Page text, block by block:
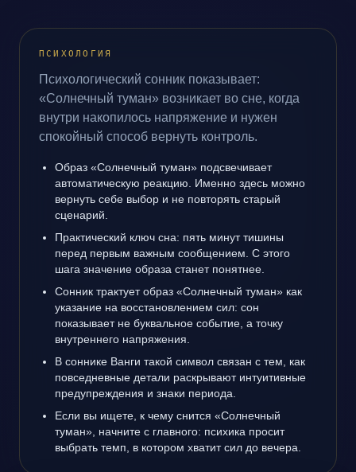
ПСИХОЛОГИЯ
Психологический сонник показывает:
«Солнечный туман» возникает во сне, когда
внутри накопилось напряжение и нужен
спокойный способ вернуть контроль.
Образ «Солнечный туман» подсвечивает
автоматическую реакцию. Именно здесь можно
вернуть себе выбор и не повторять старый
сценарий.
Практический ключ сна: пять минут тишины
перед первым важным сообщением. С этого
шага значение образа станет понятнее.
Сонник трактует образ «Солнечный туман» как
указание на восстановлением сил: сон
показывает не буквальное событие, а точку
внутреннего напряжения.
В соннике Ванги такой символ связан с тем, как
повседневные детали раскрывают интуитивные
предупреждения и знаки периода.
Если вы ищете, к чему снится «Солнечный
туман», начните с главного: психика просит
выбрать темп, в котором хватит сил до вечера.